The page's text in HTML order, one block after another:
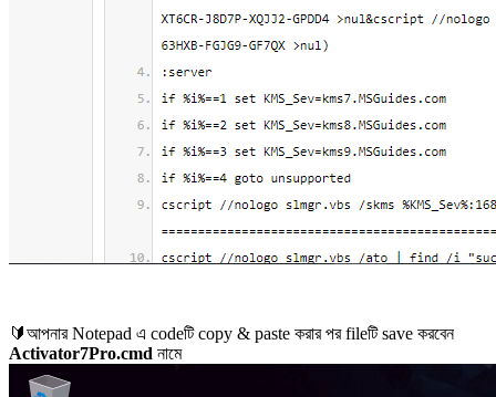
🔰আপনার Notepad এ codeটি copy & paste করার পর fileটি save করবেন
Activator7Pro.cmd নামে